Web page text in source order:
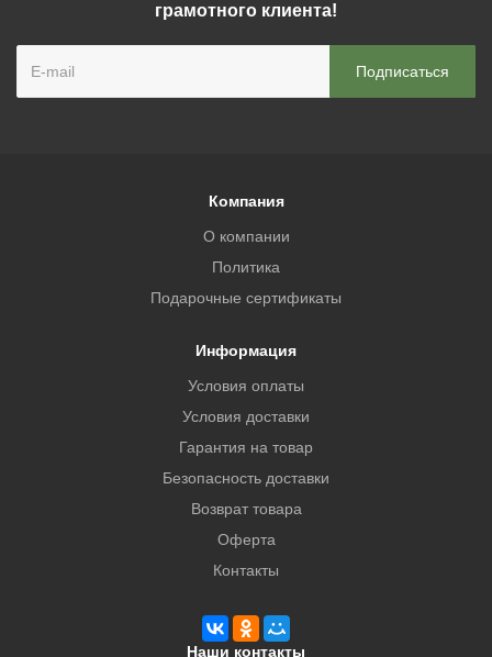
грамотного клиента!
Компания
О компании
Политика
Подарочные сертификаты
Информация
Условия оплаты
Условия доставки
Гарантия на товар
Безопасность доставки
Возврат товара
Оферта
Контакты
Наши контакты